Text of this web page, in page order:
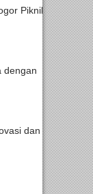
Piknik
dengan
dan